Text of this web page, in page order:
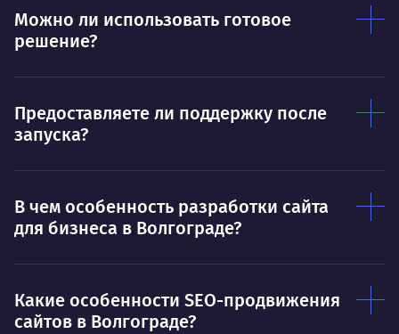
Можно ли использовать готовое
решение?
Предоставляете ли поддержку после
запуска?
В чем особенность разработки сайта
для бизнеса в Волгограде?
Какие особенности SEO-продвижения
сайтов в Волгограде?